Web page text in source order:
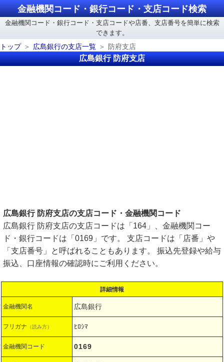
金融機関コード・銀行コード・支店コード検索
金融機関コード・銀行コード・支店コードや店番、支店番号を簡単に検索
できます。
トップ
広島銀行の支店一覧 防府支店
広島銀行 防府支店
広島銀行 防府支店の支店コード・金融機関コード
広島銀行 防府支店の支店コードは「164」、金融機関コー
ド・銀行コードは「0169」です。 支店コードは「店番」や
「支店番号」と呼ばれることもあります。 振込先登録や給与
振込、口座情報の確認時にご利用ください。
詳細情報
金融機関名 広島銀行
フリガナ （読み方） ﾋﾛｼﾏ
金融機関コード 0169